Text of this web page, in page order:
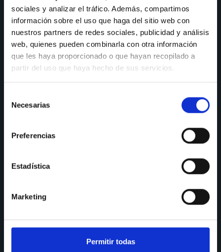
sociales y analizar el tráfico. Además, compartimos
información sobre el uso que haga del sitio web con
nuestros partners de redes sociales, publicidad y análisis
web, quienes pueden combinarla con otra información
que les haya proporcionado o que hayan recopilado a
partir del uso que haya hecho de sus servicios.
Necesarias
Preferencias
Estadística
Marketing
Permitir todas
olvides reservar tu cita en nuestro showroom!
CONSULTAS
Teléfono de consulta:
91 606 42 43
E-mail:info@nectali.com
Timanfaya, 15, 17 y 19
Lunes a viernes:de 9:30 a 13:30 y de 15:00 a 19:00
9:30 A 13:30